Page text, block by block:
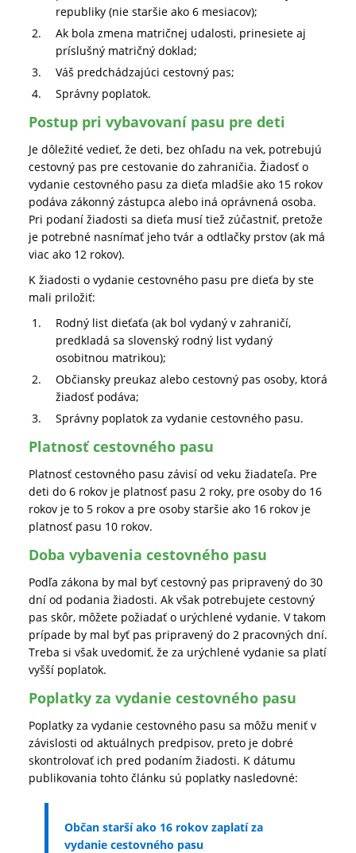
republiky (nie staršie ako 6 mesiacov);
Ak bola zmena matričnej udalosti, prinesiete aj
príslušný matričný doklad;
Váš predchádzajúci cestovný pas;
Správny poplatok.
Postup pri vybavovaní pasu pre deti
Je dôležité vedieť, že deti, bez ohľadu na vek, potrebujú
cestovný pas pre cestovanie do zahraničia. Žiadosť o
vydanie cestovného pasu za dieťa mladšie ako 15 rokov
podáva zákonný zástupca alebo iná oprávnená osoba.
Pri podaní žiadosti sa dieťa musí tiež zúčastniť, pretože
je potrebné nasnímať jeho tvár a odtlačky prstov (ak má
viac ako 12 rokov).
K žiadosti o vydanie cestovného pasu pre dieťa by ste
mali priložiť:
Rodný list dieťaťa (ak bol vydaný v zahraničí,
predkladá sa slovenský rodný list vydaný
osobitnou matrikou);
Občiansky preukaz alebo cestovný pas osoby, ktorá
žiadosť podáva;
Správny poplatok za vydanie cestovného pasu.
Platnosť cestovného pasu
Platnosť cestovného pasu závisí od veku žiadateľa. Pre
deti do 6 rokov je platnosť pasu 2 roky, pre osoby do 16
rokov je to 5 rokov a pre osoby staršie ako 16 rokov je
platnosť pasu 10 rokov.
Doba vybavenia cestovného pasu
Podľa zákona by mal byť cestovný pas pripravený do 30
dní od podania žiadosti. Ak však potrebujete cestovný
pas skôr, môžete požiadať o urýchlené vydanie. V takom
prípade by mal byť pas pripravený do 2 pracovných dní.
Treba si však uvedomiť, že za urýchlené vydanie sa platí
vyšší poplatok.
Poplatky za vydanie cestovného pasu
Poplatky za vydanie cestovného pasu sa môžu meniť v
závislosti od aktuálnych predpisov, preto je dobré
skontrolovať ich pred podaním žiadosti. K dátumu
publikovania tohto článku sú poplatky nasledovné:
Občan starší ako 16 rokov zaplatí za
vydanie cestovného pasu